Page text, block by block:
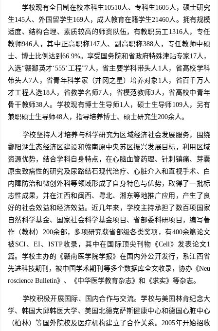
学校现有全日制在校本科生10510人、专科生1605人，硕士研究
生145人、外国留学生169人，成人教育在籍学生21460人。拥有规模
适度、结构合理、素质较高的师资队伍，有教职员工1316人，专任
教师946人，其中正高职称147人、副高职称388人，专任教师中硕
士、博士比例达到66.9%。享受国务院和省政府特殊津贴专家17人，
入选“赣鄱英才‘555’工程”7人，省主要学科带头人1人，省高校学科
带头人7人，省青年科学家（井冈之星）培养对象1人，省百千万人
才工程人选18人，省教学名师7人，省模范教师3人，省高校中青年
骨干教师38人。学校现有博士生导师1人，硕士生导师109人，另有
兼职硕士生导师48人，指导培养博士、硕士研究生200余人。
学校坚持人才培养与科学研究为区域经济社会发展服务，围绕
鄱阳湖生态经济区建设和赣南原中央苏区振兴发展目标，利用区域
资源优势，结合学科自身特点，在心脑血管药理、针刺镇痛、芽囊
原虫致病性的研究及尿路结石现代治疗、心脏介入和直视手术、白
内障防治和微创外科等领域形成了自身特色与优势，取得了一批标
志性成果，并在江西和闽西、粤北、湘东等地推广应用，产生了良
好的社会效益和经济效益。近几年来，学校主持承担了数百项国家
自然科学基金、国家社会科学基金项目、省部委科研项目，编写著
作（教材）200余部，多项研究获省部级各类奖项，有400余篇论文
被SCI、EI、ISTP收录，其中在国际顶尖刊物《Cell》发表论文1
篇。学校主办的《赣南医学院学报》在国内外公开发行，系江西省
先进科技期刊，被中国学术期刊等多个数据库全文收录，协办《Neu
roscience Bulletin》、《中华医学教育杂志》和《求实》等杂志。
学校积极开展国际、国内合作与交流。学校与美国林肯纪念大
学、韩国大邱韩医大学、美国北德克萨斯健康中心和德国心脏中心
（柏林）等国外院校及医疗机构建立了合作关系。2005年开始招收